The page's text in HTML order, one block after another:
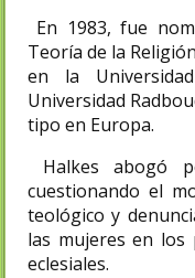
En 1983, fue
Teoría de la
en la
Universidad
tipo en Europa.
Halkes abogó
cuestionando el
teológico y
las mujeres en los
eclesiales.